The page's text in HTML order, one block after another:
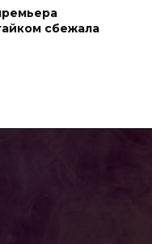
сбежала